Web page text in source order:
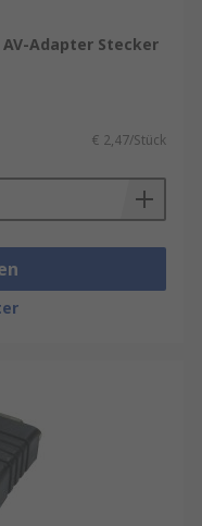
AV-Adapter Stecker
€ 2,47/Stück